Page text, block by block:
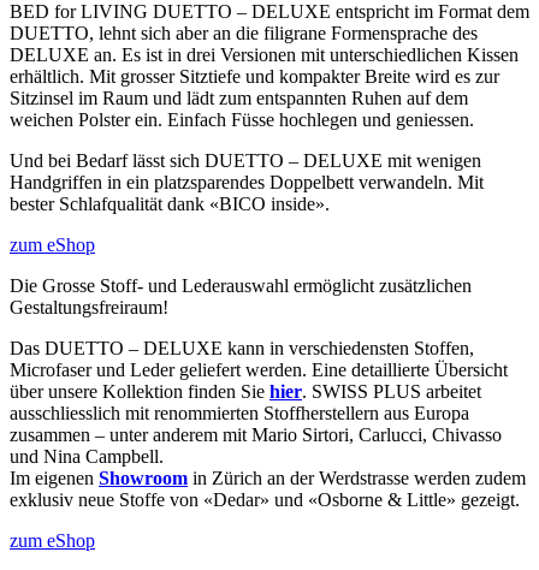
BED for LIVING DUETTO – DELUXE entspricht im Format dem
DUETTO, lehnt sich aber an die filigrane Formensprache des
DELUXE an. Es ist in drei Versionen mit unterschiedlichen Kissen
erhältlich. Mit grosser Sitztiefe und kompakter Breite wird es zur
Sitzinsel im Raum und lädt zum entspannten Ruhen auf dem
weichen Polster ein. Einfach Füsse hochlegen und geniessen.
Und bei Bedarf lässt sich DUETTO – DELUXE mit wenigen
Handgriffen in ein platzsparendes Doppelbett verwandeln. Mit
bester Schlafqualität dank «BICO inside».
zum eShop
Die Grosse Stoff- und Lederauswahl ermöglicht zusätzlichen
Gestaltungsfreiraum!
Das DUETTO – DELUXE kann in verschiedensten Stoffen,
Microfaser und Leder geliefert werden. Eine detaillierte Übersicht
über unsere Kollektion finden Sie hier. SWISS PLUS arbeitet
ausschliesslich mit renommierten Stoffherstellern aus Europa
zusammen – unter anderem mit Mario Sirtori, Carlucci, Chivasso
und Nina Campbell.
Im eigenen Showroom in Zürich an der Werdstrasse werden zudem
exklusiv neue Stoffe von «Dedar» und «Osborne & Little» gezeigt.
zum eShop